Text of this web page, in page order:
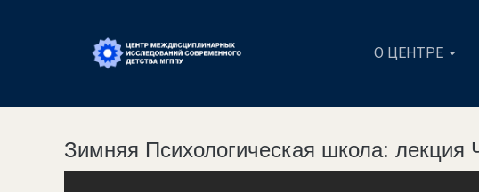
О ЦЕНТРЕ
Зимняя Психологическая школа: лекция